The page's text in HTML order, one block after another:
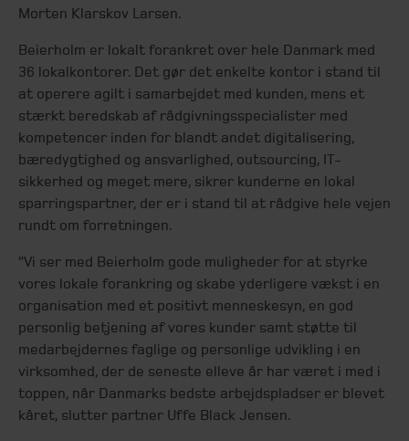
Morten Klarskov Larsen.
Beierholm er lokalt forankret over hele Danmark med
36 lokalkontorer. Det gør det enkelte kontor i stand til
at operere agilt i samarbejdet med kunden, mens et
stærkt beredskab af rådgivningsspecialister med
kompetencer inden for blandt andet digitalisering,
bæredygtighed og ansvarlighed, outsourcing, IT-
sikkerhed og meget mere, sikrer kunderne en lokal
sparringspartner, der er i stand til at rådgive hele vejen
rundt om forretningen.
”Vi ser med Beierholm gode muligheder for at styrke
vores lokale forankring og skabe yderligere vækst i en
organisation med et positivt menneskesyn, en god
personlig betjening af vores kunder samt støtte til
medarbejdernes faglige og personlige udvikling i en
virksomhed, der de seneste elleve år har været i med i
toppen, når Danmarks bedste arbejdspladser er blevet
kåret, slutter partner Uffe Black Jensen.